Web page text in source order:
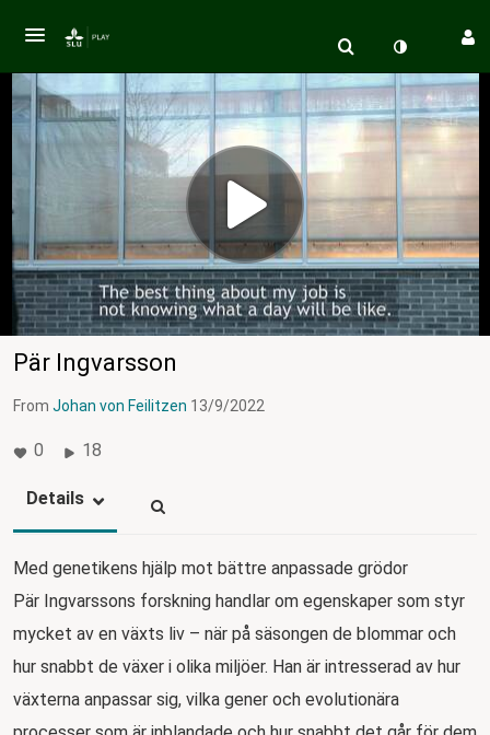
Pär Ingvarsson
From Johan von Feilitzen 13/9/2022
0 18
Details
Med genetikens hjälp mot bättre anpassade grödor
Pär Ingvarssons forskning handlar om egenskaper som styr
mycket av en växts liv – när på säsongen de blommar och
hur snabbt de växer i olika miljöer. Han är intresserad av hur
växterna anpassar sig, vilka gener och evolutionära